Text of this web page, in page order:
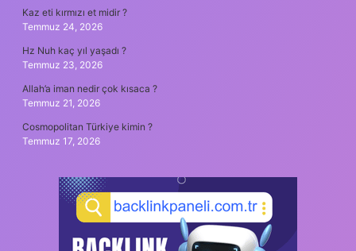
Kaz eti kırmızı et midir ?
Temmuz 24, 2026
Hz Nuh kaç yıl yaşadı ?
Temmuz 23, 2026
Allah’a iman nedir çok kısaca ?
Temmuz 21, 2026
Cosmopolitan Türkiye kimin ?
Temmuz 17, 2026